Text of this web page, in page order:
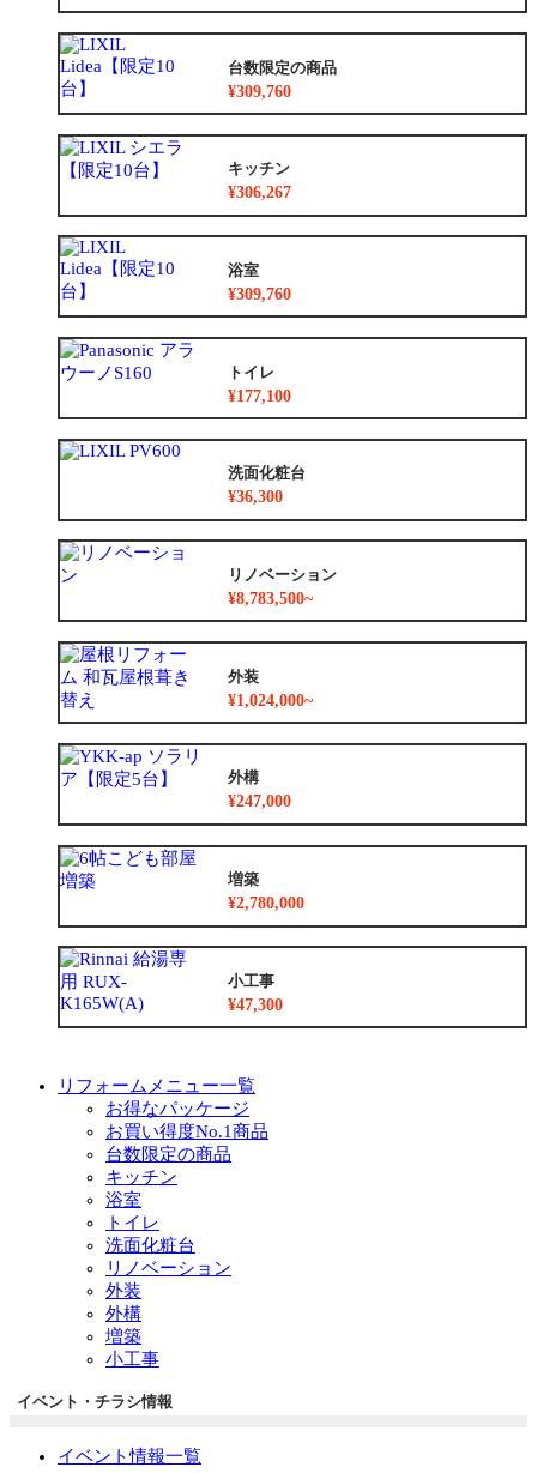
台数限定の商品
¥309,760
キッチン
¥306,267
浴室
¥309,760
トイレ
¥177,100
洗面化粧台
¥36,300
リノベーション
¥8,783,500~
外装
¥1,024,000~
外構
¥247,000
増築
¥2,780,000
小工事
¥47,300
リフォームメニュー一覧
お得なパッケージ
お買い得度No.1商品
台数限定の商品
キッチン
浴室
トイレ
洗面化粧台
リノベーション
外装
外構
増築
小工事
イベント・チラシ情報
イベント情報一覧